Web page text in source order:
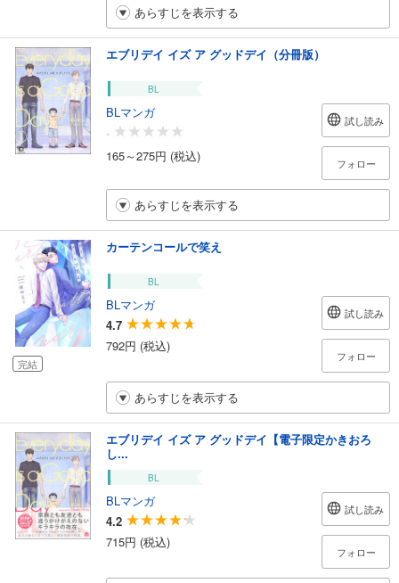
あらすじを表示する
エブリデイ イズ ア グッドデイ（分冊版）
BL
BLマンガ
-
165～275円 (税込)
試し読み
フォロー
あらすじを表示する
完結
カーテンコールで笑え
BL
BLマンガ
4.7
792円 (税込)
試し読み
フォロー
あらすじを表示する
エブリデイ イズ ア グッドデイ【電子限定かきおろ
し...
BL
BLマンガ
4.2
715円 (税込)
試し読み
フォロー